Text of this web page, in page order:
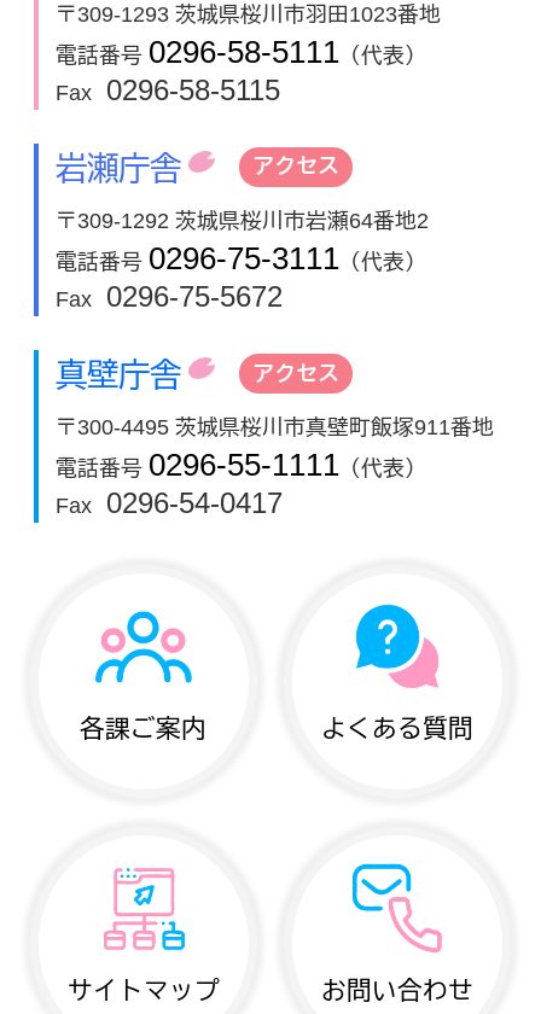
〒309-1293 茨城県桜川市羽田1023番地
電話番号 0296-58-5111 （代表）
Fax
0296-58-5115
岩瀬庁舎 アクセス
〒309-1292 茨城県桜川市岩瀬64番地2
電話番号 0296-75-3111 （代表）
Fax
0296-75-5672
真壁庁舎 アクセス
〒300-4495 茨城県桜川市真壁町飯塚911番地
電話番号 0296-55-1111 （代表）
Fax
0296-54-0417
各課ご案内 よくある質問
サイトマップ お問い合わせ